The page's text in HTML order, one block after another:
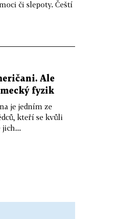
či slepoty. Čeští
Ale
fyzik
je jedním ze
kteří se kvůli
jich...